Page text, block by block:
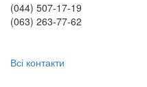
(044) 507-17-19
(063) 263-77-62
Всі контакти